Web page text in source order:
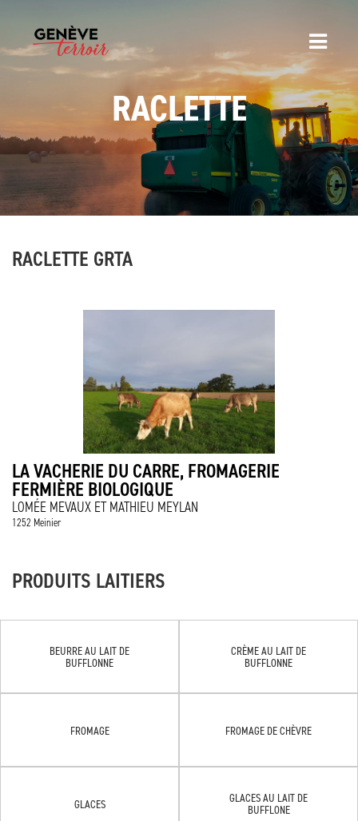
RACLETTE
RACLETTE GRTA
LA VACHERIE DU CARRE, FROMAGERIE
FERMIÈRE BIOLOGIQUE
LOMÉE MEVAUX ET MATHIEU MEYLAN
1252 Meinier
PRODUITS LAITIERS
BEURRE AU LAIT DE
BUFFLONNE
CRÈME AU LAIT DE
BUFFLONNE
FROMAGE FROMAGE DE CHÈVRE
GLACES
GLACES AU LAIT DE
BUFFLONE